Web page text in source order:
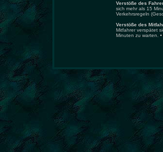
Verstöße des
sich mehr als 15
Verkehrsregeln
Verstöße des
Mitfahrer verspätet
Minuten zu warten.